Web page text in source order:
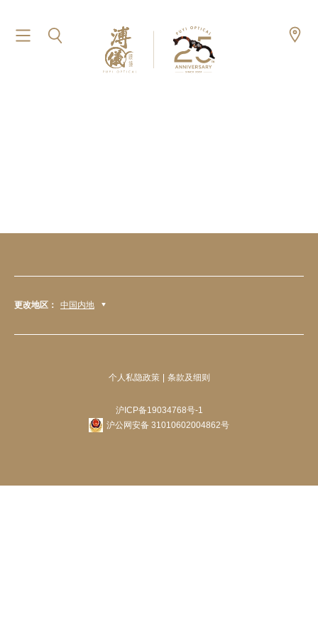
更改地区： 中国内地
个人私隐政策 条款及细则
沪ICP备19034768号-1
沪公网安备 31010602004862号